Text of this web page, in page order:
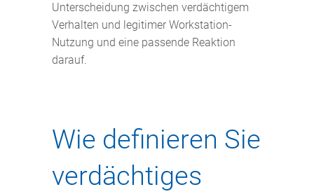
Unterscheidung zwischen verdächtigem
Verhalten und legitimer Workstation-
Nutzung und eine passende Reaktion
darauf.
Wie definieren Sie
verdächtiges